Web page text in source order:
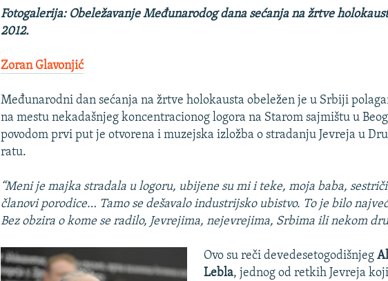
Fotogalerija: Obeležavanje Međunarodog dana sećanja na žrtve
2012.
Zoran Glavonjić
Međunarodni dan sećanja na žrtve holokausta obeležen je u Srbiji
na mestu nekadašnjeg koncentracionog logora na Starom sajmištu u
povodom prvi put je otvorena i muzejska izložba o stradanju Jevreja u
ratu.
“Meni je majka stradala u logoru, ubijene su mi i teke, moja baba,
članovi porodice… Tamo se dešavalo industrijsko ubistvo. To je bilo
Bez obzira o kome se radilo, Jevrejima, nejevrejima, Srbima ili nekom
Ovo su reči devedesetogodišnjeg
Lebla, jednog od retkih Jevreja